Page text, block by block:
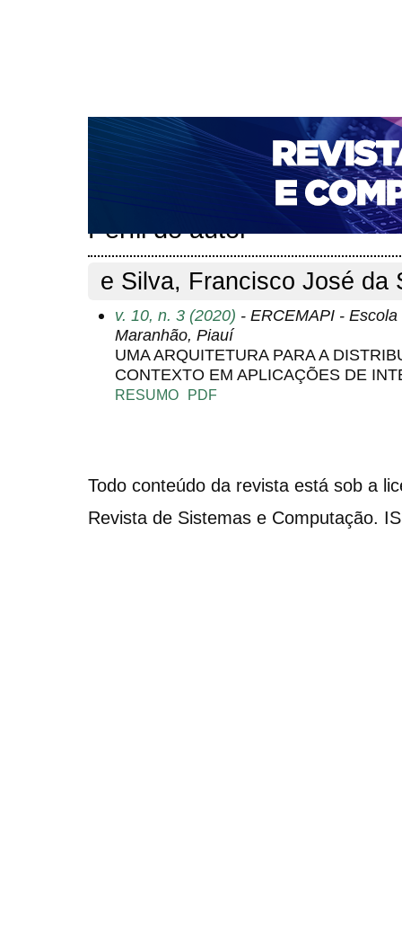
CAPA SOBRE ACESSO CADASTRO
NOTÍCIAS
PORTAL DE REVISTAS DA UNIFACS
PARA AVALIADORES
NOVA SUBMISSÃO
Perfil do autor
e Silva, Francisco José da
v. 10, n. 3 (2020) - ERCEMAPI -
Maranhão, Piauí
UMA ARQUITETURA PARA A
CONTEXTO EM APLICAÇÕES DE
RESUMO PDF
Todo conteúdo da revista está sob a
Revista de Sistemas e Computação.